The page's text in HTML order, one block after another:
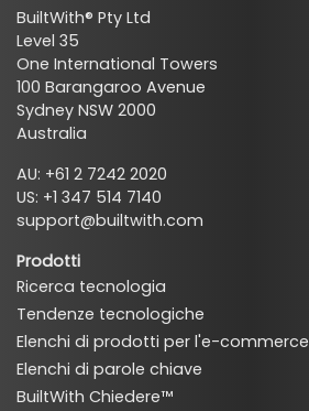
BuiltWith® Pty Ltd
Level 35
One International Towers
100 Barangaroo Avenue
Sydney NSW 2000
Australia
AU: +61 2 7242 2020
US: +1 347 514 7140
support@builtwith.com
Prodotti
Ricerca tecnologia
Tendenze tecnologiche
Elenchi di prodotti per l'e-commerce
Elenchi di parole chiave
BuiltWith Chiedere™